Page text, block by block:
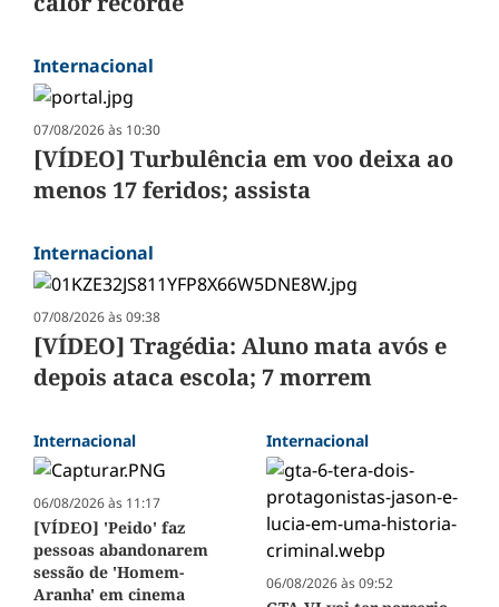
Internacional
07/08/2026 às 10:30
[VÍDEO] Turbulência em voo deixa ao
menos 17 feridos; assista
Internacional
07/08/2026 às 09:38
[VÍDEO] Tragédia: Aluno mata avós e
depois ataca escola; 7 morrem
Internacional
06/08/2026 às 11:17
[VÍDEO] 'Peido' faz
pessoas abandonarem
sessão de 'Homem-
Aranha' em cinema
Internacional
06/08/2026 às 09:52